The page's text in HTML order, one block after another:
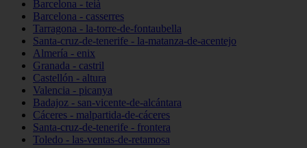
Barcelona - teià
Barcelona - casserres
Tarragona - la-torre-de-fontaubella
Santa-cruz-de-tenerife - la-matanza-de-acentejo
Almería - enix
Granada - castril
Castellón - altura
Valencia - picanya
Badajoz - san-vicente-de-alcántara
Cáceres - malpartida-de-cáceres
Santa-cruz-de-tenerife - frontera
Toledo - las-ventas-de-retamosa